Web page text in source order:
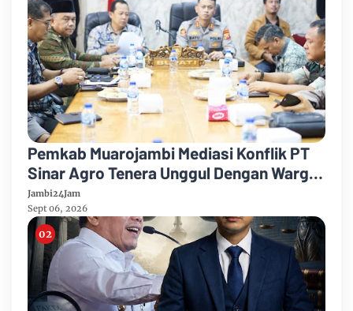
Pemkab Muarojambi Mediasi Konflik PT
Sinar Agro Tenera Unggul Dengan Warga
Sipin Teluk Duren
Jambi24Jam
Sept 06, 2026